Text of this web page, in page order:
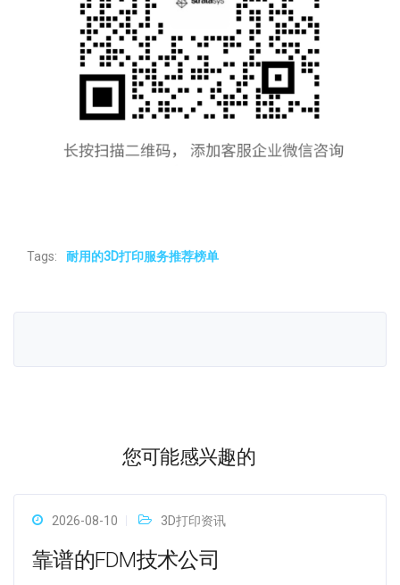
Tags: 耐用的3D打印服务推荐榜单
您可能感兴趣的
2026-08-10 3D打印资讯
靠谱的FDM技术公司